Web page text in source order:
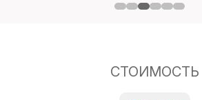
СТОИМОСТЬ